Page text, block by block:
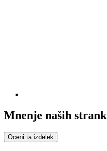
Mnenje naših strank
Oceni ta izdelek